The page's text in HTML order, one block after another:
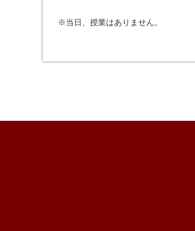
※当日、授業はありません。